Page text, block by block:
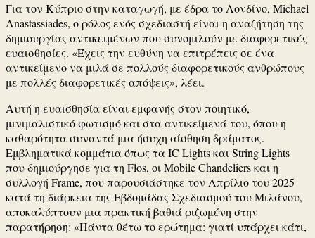
Για τον Κύπριο στην καταγωγή, με έδρα το Λονδίνο, Michael
Anastassiades, ο ρόλος ενός σχεδιαστή είναι η αναζήτηση της
δημιουργίας αντικειμένων που συνομιλούν με διαφορετικές
ευαισθησίες. «Έχεις την ευθύνη να επιτρέπεις σε ένα
αντικείμενο να μιλά σε πολλούς διαφορετικούς ανθρώπους
με πολλές διαφορετικές απόψεις», λέει.
Αυτή η ευαισθησία είναι εμφανής στον ποιητικό,
μινιμαλιστικό φωτισμό και στα αντικείμενά του, όπου η
καθαρότητα συναντά μια ήσυχη αίσθηση δράματος.
Εμβληματικά κομμάτια όπως τα IC Lights και String Lights
που δημιούργησε για τη Flos, οι Mobile Chandeliers και η
συλλογή Frame, που παρουσιάστηκε τον Απρίλιο του 2025
κατά τη διάρκεια της Εβδομάδας Σχεδιασμού του Μιλάνου,
αποκαλύπτουν μια πρακτική βαθιά ριζωμένη στην
παρατήρηση: «Πάντα θέτω το ερώτημα: γιατί υπάρχει κάτι,